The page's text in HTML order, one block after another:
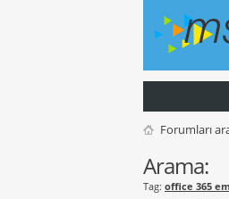
Forumları
Arama:
Tag: office 365